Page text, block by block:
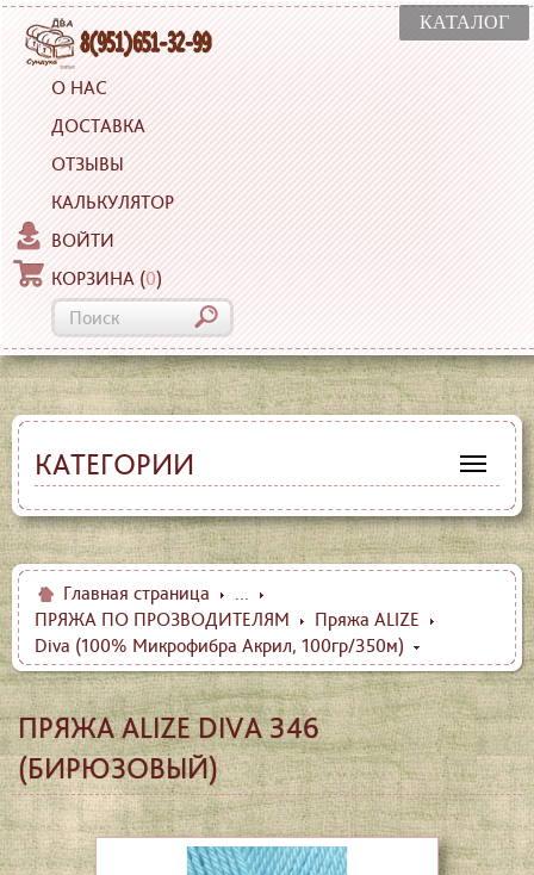
КАТАЛОГ
О НАС
ДОСТАВКА
ОТЗЫВЫ
КАЛЬКУЛЯТОР
ВОЙТИ
КОРЗИНА (0)
КАТЕГОРИИ
Главная страница
...
ПРЯЖА ПО ПРОЗВОДИТЕЛЯМ
Пряжа ALIZE
Diva (100% Микрофибра Акрил, 100гр/350м)
ПРЯЖА ALIZE DIVA 346
(БИРЮЗОВЫЙ)